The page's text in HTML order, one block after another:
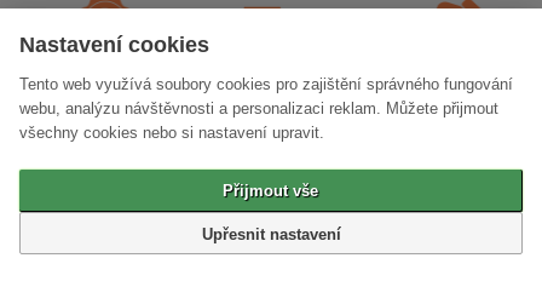
Nastavení cookies
Tento web využívá soubory cookies pro zajištění správného fungování
webu, analýzu návštěvnosti a personalizaci reklam. Můžete přijmout
všechny cookies nebo si nastavení upravit.
Přijmout vše
Upřesnit nastavení
2 roky záruky na vše Doprava zdarma Osobní odběr zdarma
Klasická verze stránek
© 2006 - 2026 GIGACOMPUTER a.s.